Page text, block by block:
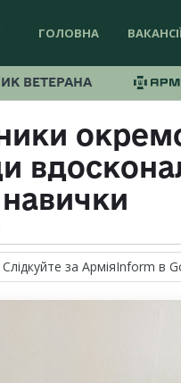
ГОЛОВНА
ВЕТЕРАНА
Слідкуйте за АрміяInform в